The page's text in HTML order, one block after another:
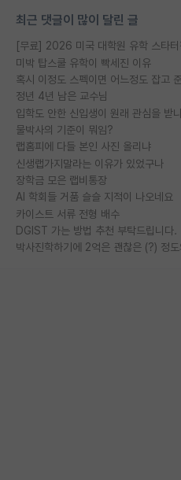
최근 댓글이 많이 달린 글
미박 탑스쿨 유학이 빡세진 이유
혹시 이정도 스펙이면 어느정도 잡고
정년 4년 남은 교수님
입학도 안한 신입생이 원래 관심을 받
물박사의 기준이 뭐임?
랩홈피에 다들 본인 사진 올리냐
신생랩가지말라는 이유가 있었구나
장학금 모은 랩비통장
AI 학회들 거품 슬슬 지적이 나오네요
카이스트 서류 전형 배수
DGIST 가는 방법 추천 부탁드립니다.